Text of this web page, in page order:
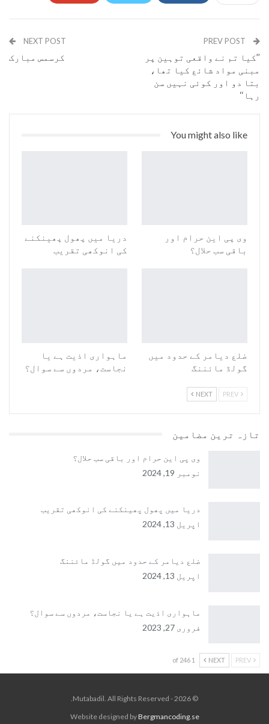
’’کیا تم نے واقعی توہین پر
مبنی مواد شائع کیا تھا،
بتا دو اور کوئی نہیں سن
رہا‘‘
NEXT POST
کرسمس مبارک
You might also like
وی پی این حرام اور
باقی سب حلال؟
دریا میں پھول پھینکنے
کی انوکھی تقریب
ضلع دیامر کے حدود میں
گولڈ مائننگ
ماہواری اذیت ہے یا
نجاست، مردوں سے سوال؟
NEXT
تازہ ترین مضامین
وی پی این حرام اور باقی سب حلال؟
نومبر 19, 2024
دریا میں پھول پھینکنے کی انوکھی تقریب
اپریل 13, 2024
ضلع دیامر کے حدود میں گولڈ مائننگ
اپریل 13, 2024
ماہواری اذیت ہے یا نجاست، مردوں سے سوال؟
فروری 27, 2023
NEXT
1 of 246
© 2026 - Mutabadil. All Rights Reserved.
Website designed byBergmancoding.se